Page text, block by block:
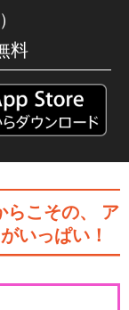
料
こその、
ア
いっぱい！